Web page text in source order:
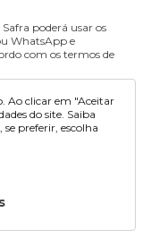
poderá usar os
WhatsApp e
com os termos de
Ao clicar em "Aceitar
do site. Saiba
se preferir, escolha